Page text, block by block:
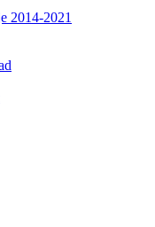
2014-2021